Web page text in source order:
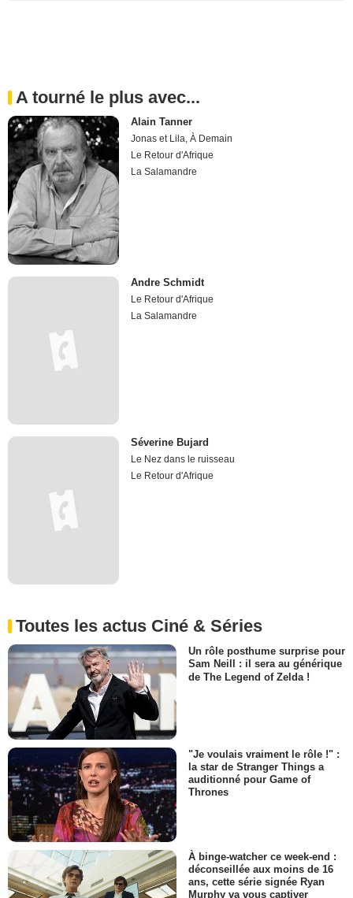
A tourné le plus avec...
Alain Tanner
Jonas et Lila, À Demain
Le Retour d'Afrique
La Salamandre
Andre Schmidt
Le Retour d'Afrique
La Salamandre
Séverine Bujard
Le Nez dans le ruisseau
Le Retour d'Afrique
Toutes les actus Ciné & Séries
Un rôle posthume surprise pour
Sam Neill : il sera au générique
de The Legend of Zelda !
"Je voulais vraiment le rôle !" :
la star de Stranger Things a
auditionné pour Game of
Thrones
À binge-watcher ce week-end :
déconseillée aux moins de 16
ans, cette série signée Ryan
Murphy va vous captiver